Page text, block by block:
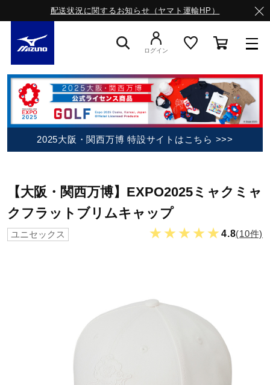
配送状況に関するお知らせ（ヤマト運輸HP）
スニーカー
ライフスタイルウエア
サッカー／フットサル
ゴルフ
ログイン
2025大阪・関西万博 特設サイトはこちら >>>
【大阪・関西万博】EXPO2025ミャクミャ
クフラットブリムキャップ
ユニセックス ★★★★★4.8(10件)